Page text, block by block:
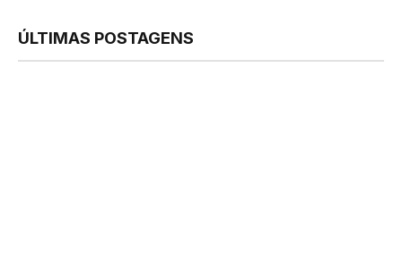
ÚLTIMAS POSTAGENS